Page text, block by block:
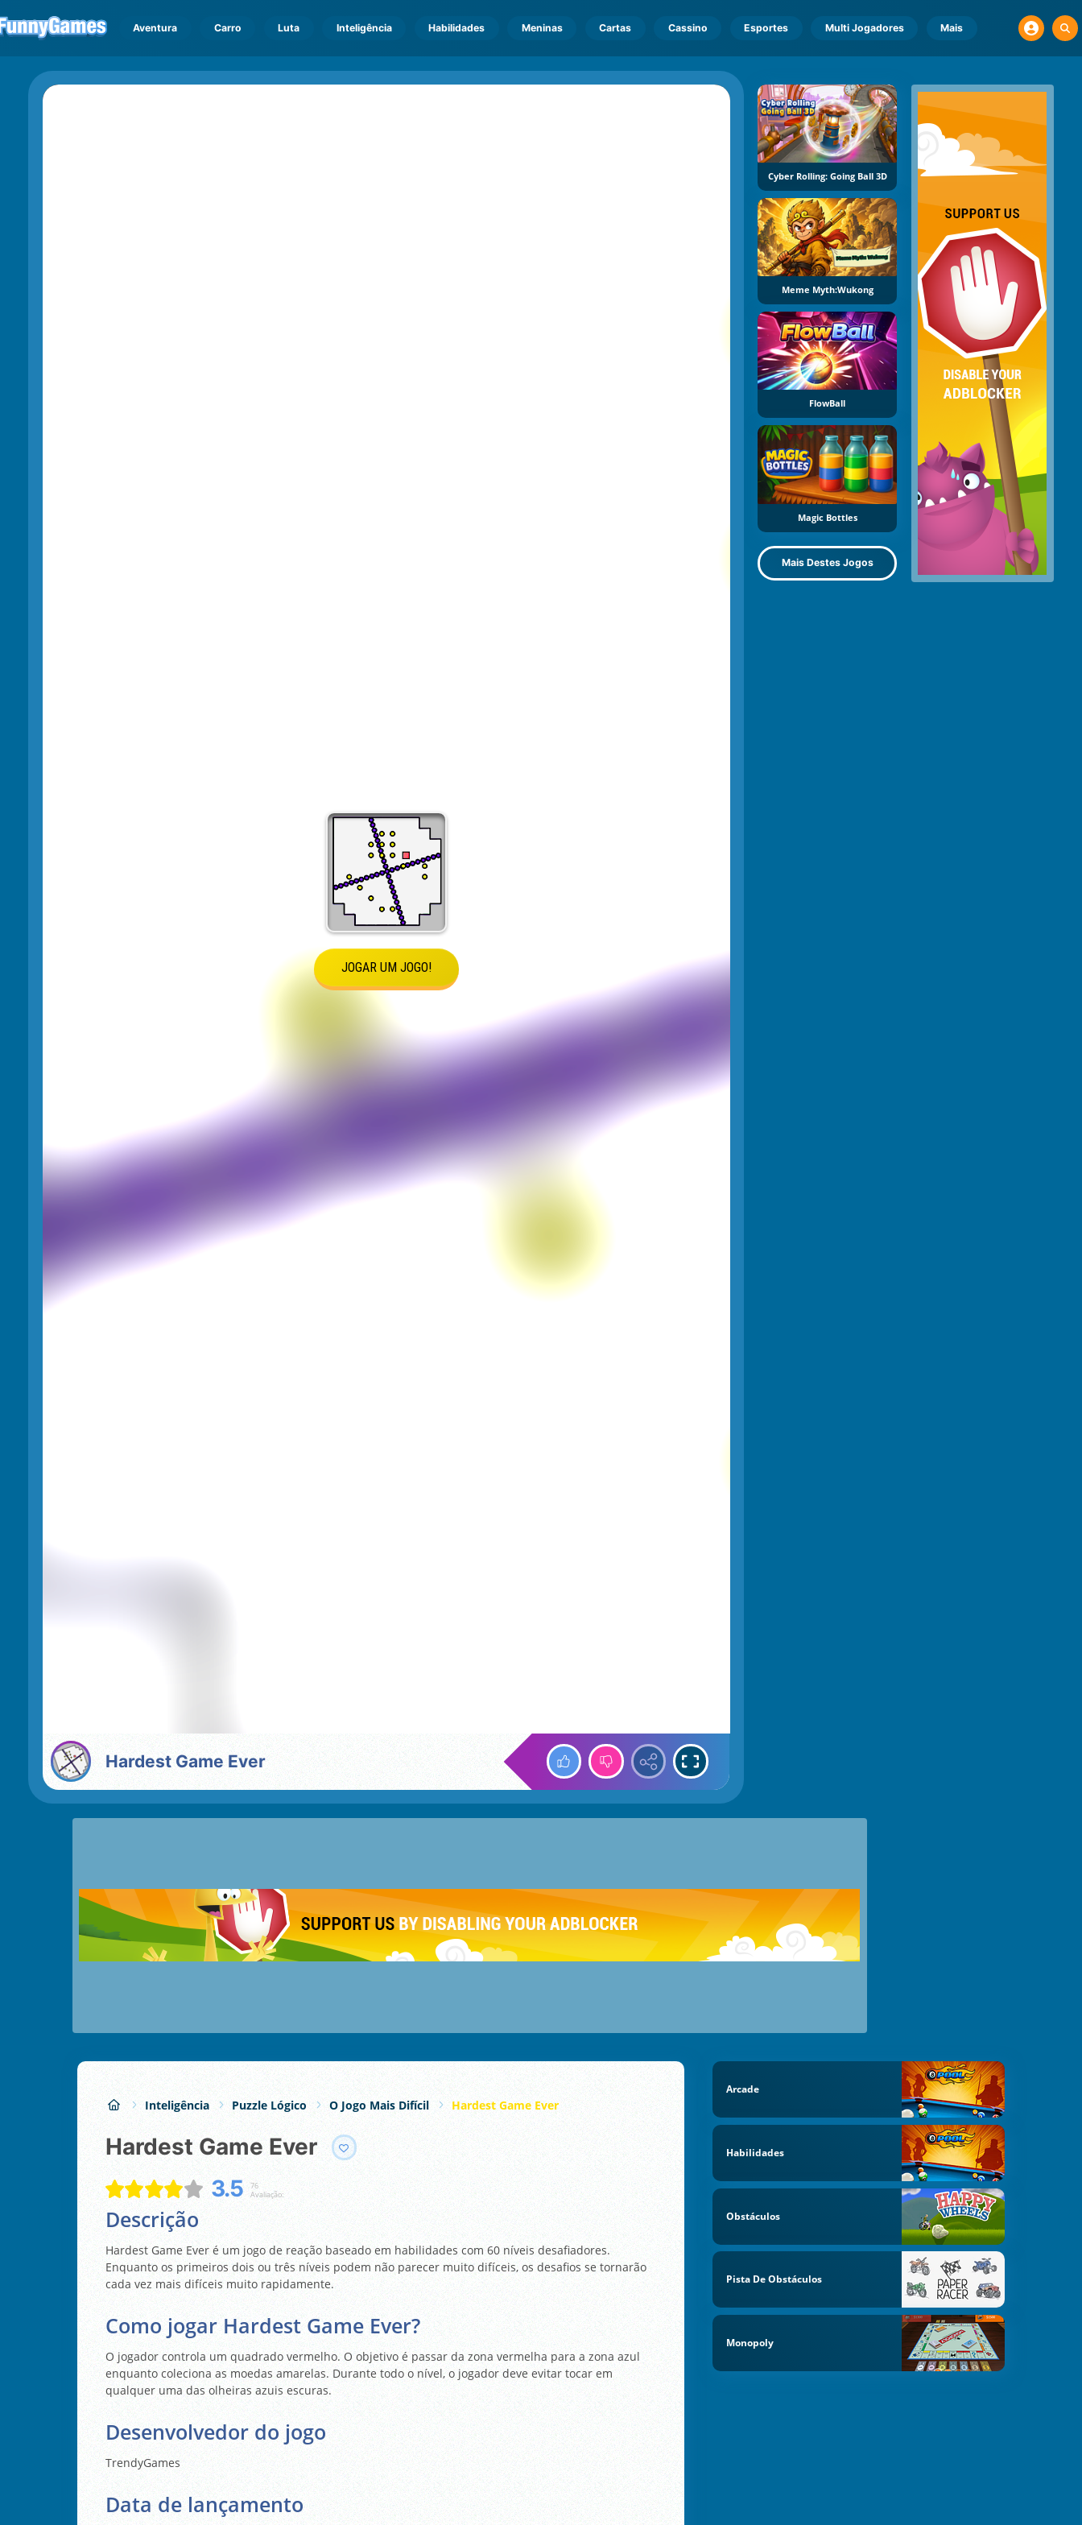
Aventura Carro Luta Inteligência Habilidades Meninas Cartas Cassino Esportes Multi Jogadores Mais
Hardest Game Ever
Cyber Rolling: Going Ball 3D
Meme Myth:Wukong
FlowBall
Magic Bottles
Mais Destes Jogos
Inteligência Puzzle Lógico O Jogo Mais Difícil Hardest Game Ever
Hardest Game Ever
3.5
76
Avaliação:
Descrição
Hardest Game Ever é um jogo de reação baseado em habilidades com 60 níveis desafiadores.
Enquanto os primeiros dois ou três níveis podem não parecer muito difíceis, os desafios se tornarão
cada vez mais difíceis muito rapidamente.
Como jogar Hardest Game Ever?
O jogador controla um quadrado vermelho. O objetivo é passar da zona vermelha para a zona azul
enquanto coleciona as moedas amarelas. Durante todo o nível, o jogador deve evitar tocar em
qualquer uma das olheiras azuis escuras.
Desenvolvedor do jogo
TrendyGames
Data de lançamento
Arcade
Habilidades
Obstáculos
Pista De Obstáculos
Monopoly